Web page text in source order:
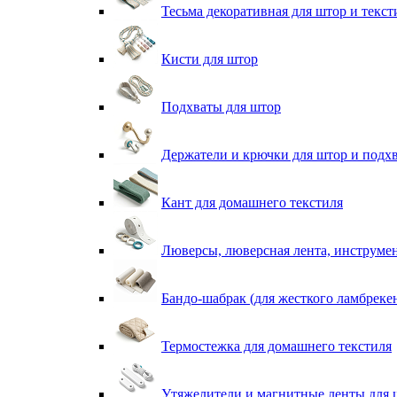
Тесьма декоративная для штор и
Кисти для штор
Подхваты для штор
Держатели и крючки для штор и
Кант для домашнего текстиля
Люверсы, люверсная лента,
Бандо-шабрак (для жесткого
Термостежка для домашнего текстиля
Утяжелители и магнитные ленты для